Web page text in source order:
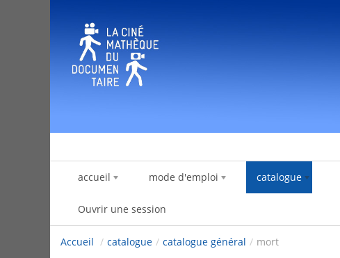
accueil mode d'emploi catalogue
Ouvrir une session
Accueil / catalogue / catalogue général / mort